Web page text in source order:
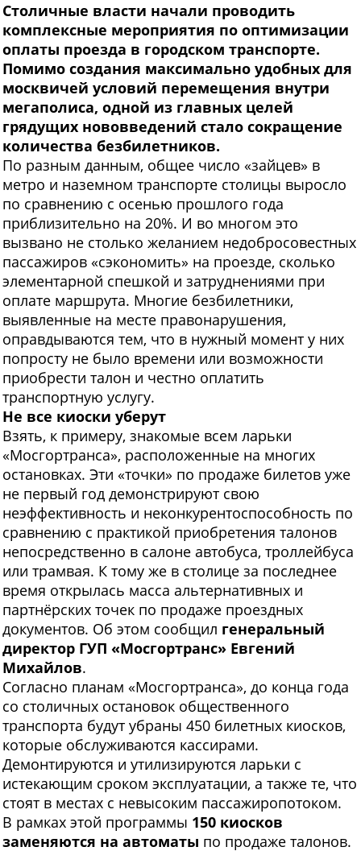
Столичные власти начали проводить
комплексные мероприятия по оптимизации
оплаты проезда в городском транспорте.
Помимо создания максимально удобных для
москвичей условий перемещения внутри
мегаполиса, одной из главных целей
грядущих нововведений стало сокращение
количества безбилетников.
По разным данным, общее число «зайцев» в
метро и наземном транспорте столицы выросло
по сравнению с осенью прошлого года
приблизительно на 20%. И во многом это
вызвано не столько желанием недобросовестных
пассажиров «сэкономить» на проезде, сколько
элементарной спешкой и затруднениями при
оплате маршрута. Многие безбилетники,
выявленные на месте правонарушения,
оправдываются тем, что в нужный момент у них
попросту не было времени или возможности
приобрести талон и честно оплатить
транспортную услугу.
Не все киоски уберут
Взять, к примеру, знакомые всем ларьки
«Мосгортранса», расположенные на многих
остановках. Эти «точки» по продаже билетов уже
не первый год демонстрируют свою
неэффективность и неконкурентоспособность по
сравнению с практикой приобретения талонов
непосредственно в салоне автобуса, троллейбуса
или трамвая. К тому же в столице за последнее
время открылась масса альтернативных и
партнёрских точек по продаже проездных
документов. Об этом сообщил генеральный
директор ГУП «Мосгортранс» Евгений
Михайлов.
Согласно планам «Мосгортранса», до конца года
со столичных остановок общественного
транспорта будут убраны 450 билетных киосков,
которые обслуживаются кассирами.
Демонтируются и утилизируются ларьки с
истекающим сроком эксплуатации, а также те, что
стоят в местах с невысоким пассажиропотоком.
В рамках этой программы 150 киосков
заменяются на автоматы по продаже талонов.